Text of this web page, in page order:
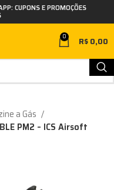
CUPONS E PROMOÇÕES
0 R$0,00
a Gás
PM2 – ICS Airsoft